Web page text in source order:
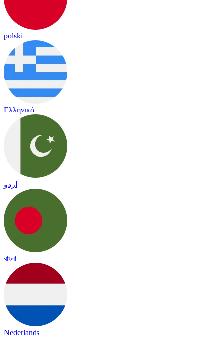
polski
Ελληνικά
اردو
বাংলা
Nederlands